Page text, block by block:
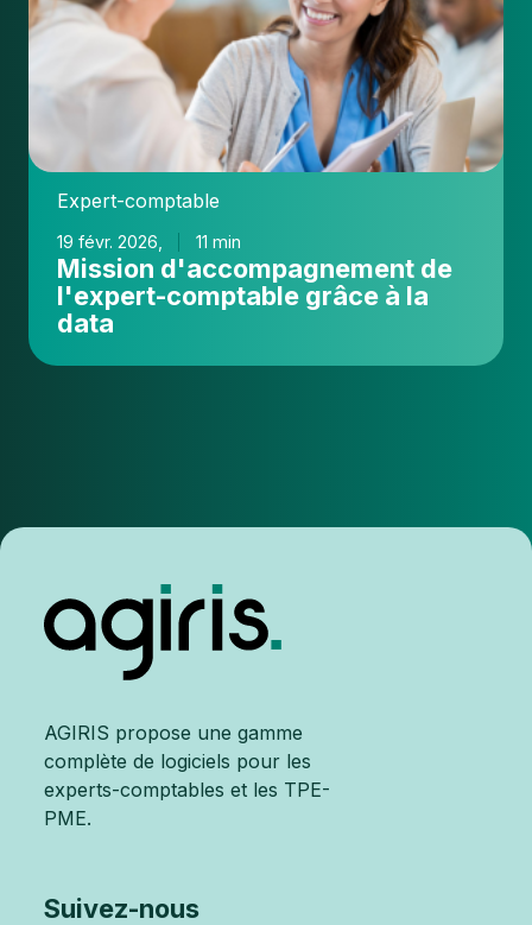
comptable
Expert-comptable
19 févr. 2026, 11 min
Mission d'accompagnement de
l'expert-comptable grâce à la
data
AGIRIS propose une gamme
complète de logiciels pour les
experts-comptables et les TPE-
PME.
Suivez-nous